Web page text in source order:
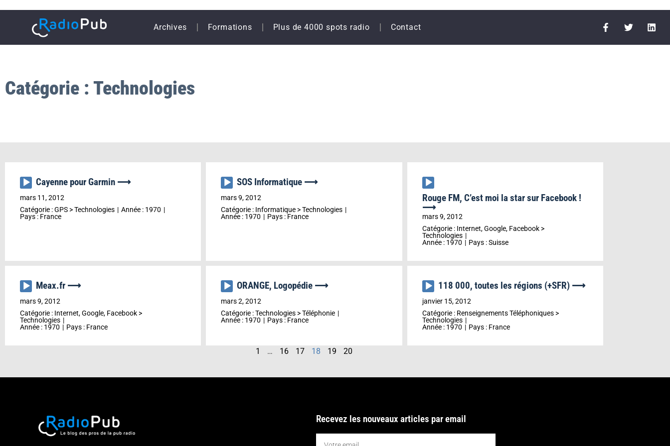
Archives Formations Plus de 4000 spots radio Contact
Catégorie : Technologies
Lecteur
audio
Cayenne pour Garmin ⟶
mars 11, 2012
Catégorie :GPS >Technologies Année : 1970
Pays : France
Lecteur
audio
SOS Informatique ⟶
mars 9, 2012
Catégorie : Informatique >Technologies
Année : 1970 Pays : France
Lecteur
audio
Rouge FM, C’est moi la star sur Facebook !
⟶
mars 9, 2012
Catégorie : Internet, Google, Facebook>
Technologies
Année : 1970 Pays :Suisse
Lecteur
audio
Meax.fr ⟶
mars 9, 2012
Catégorie : Internet, Google, Facebook >
Technologies
Année : 1970 Pays : France
Lecteur
audio
ORANGE, Logopédie ⟶
mars 2, 2012
Catégorie :Technologies >Téléphonie
Année : 1970 Pays : France
Lecteur
audio
118 000, toutes les régions (+SFR) ⟶
janvier 15, 2012
Catégorie : Renseignements Téléphoniques>
Technologies
Année : 1970 Pays : France
1 … 16 17 18 19 20
Recevez les nouveaux articles par email